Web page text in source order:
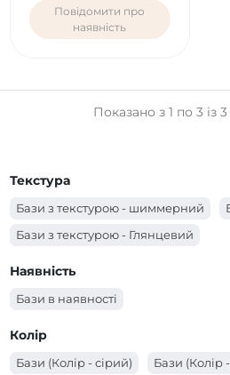
Повідомити про
наявність
Показано з 1 по 3 із 3
Текстура
Бази з текстурою - шиммерний
Бази з текстурою - Глянцевий
Наявність
Бази в наявності
Колір
Бази (Колір - сірий)
Бази (Колір